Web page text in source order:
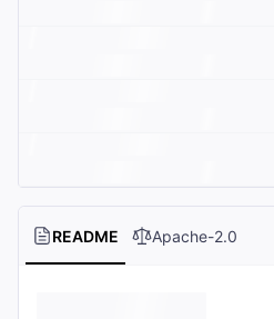
README Apache-2.0